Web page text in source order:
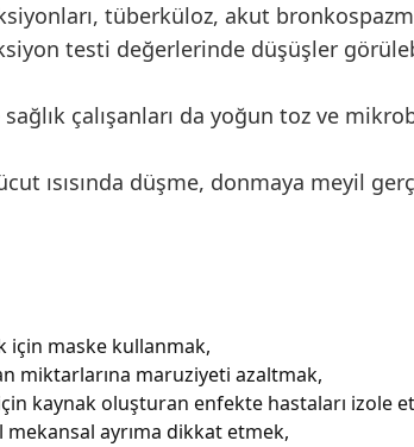
tüberküloz, akut
testi değerlerinde düşüşler
çalışanları da yoğun toz ve
ısısında düşme, donmaya meyil
için maske kullanmak,
miktarlarına maruziyeti azaltmak,
kaynak oluşturan enfekte hastaları izole
mekansal ayrıma dikkat etmek,